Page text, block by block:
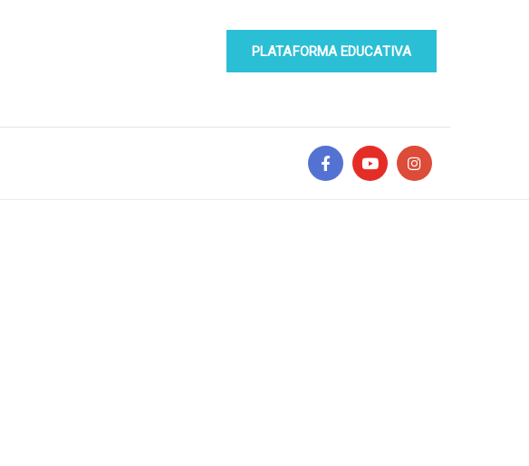
PLATAFORMA EDUCATIVA